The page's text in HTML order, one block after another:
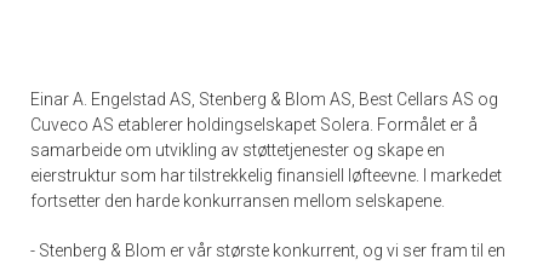
Einar A. Engelstad AS, Stenberg & Blom AS, Best Cellars AS og
Cuveco AS etablerer holdingselskapet Solera. Formålet er å
samarbeide om utvikling av støttetjenester og skape en
eierstruktur som har tilstrekkelig finansiell løfteevne. I markedet
fortsetter den harde konkurransen mellom selskapene.
- Stenberg & Blom er vår største konkurrent, og vi ser fram til en